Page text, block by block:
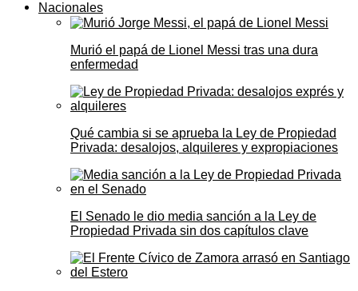
Nacionales
Murió el papá de Lionel Messi tras una dura
enfermedad
Qué cambia si se aprueba la Ley de Propiedad
Privada: desalojos, alquileres y expropiaciones
El Senado le dio media sanción a la Ley de
Propiedad Privada sin dos capítulos clave